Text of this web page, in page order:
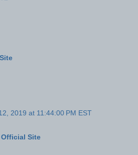
2019 at 11:44:00 PM EST
Site